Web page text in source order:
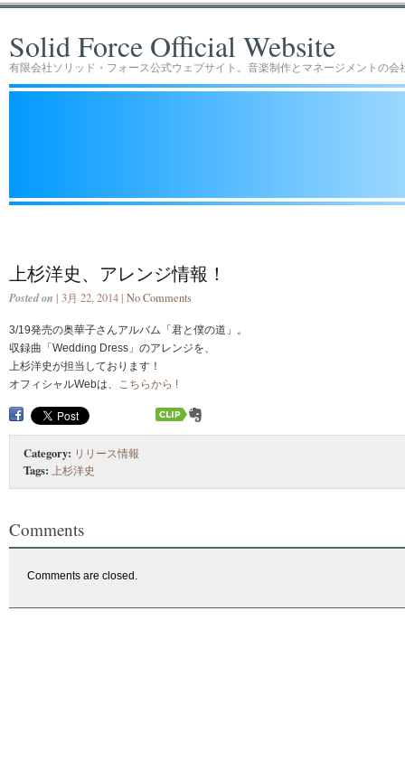
Solid Force Official Website
有限会社ソリッド・フォース公式ウェブサイト。音楽制作とマネージメントの会
上杉洋史、アレンジ情報！
Posted on | 3月 22, 2014 | No Comments
3/19発売の奥華子さんアルバム「君と僕の道」。
収録曲「Wedding Dress」のアレンジを、
上杉洋史が担当しております！
オフィシャルWebは、 こちらから !
Category: リリース情報
Tags: 上杉洋史
Comments
Comments are closed.